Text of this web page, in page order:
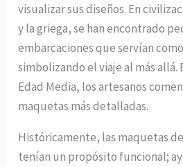
visualizar sus diseños. En
y la griega, se han encontrado
embarcaciones que servían
simbolizando el viaje al más allá.
Edad Media, los artesanos
maquetas más detalladas.
Históricamente, las maquetas
tenían un propósito funcional;